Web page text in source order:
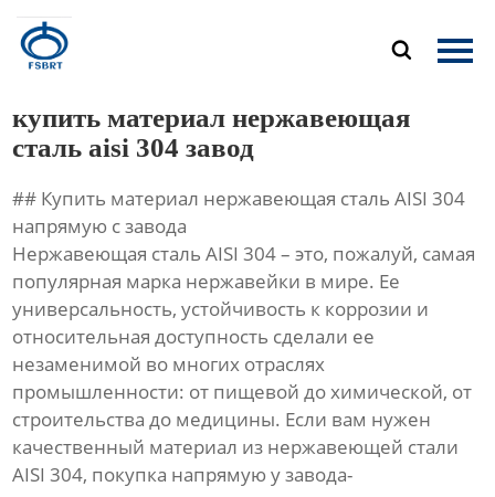

Главная
Новости
Контакты
купить материал нержавеющая
сталь aisi 304 завод
## Купить материал нержавеющая сталь AISI 304
напрямую с завода
Нержавеющая сталь AISI 304 – это, пожалуй, самая
популярная марка нержавейки в мире. Ее
универсальность, устойчивость к коррозии и
относительная доступность сделали ее
незаменимой во многих отраслях
промышленности: от пищевой до химической, от
строительства до медицины. Если вам нужен
качественный материал из нержавеющей стали
AISI 304, покупка напрямую у завода-